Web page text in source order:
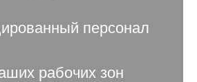
персонал
рабочих зон